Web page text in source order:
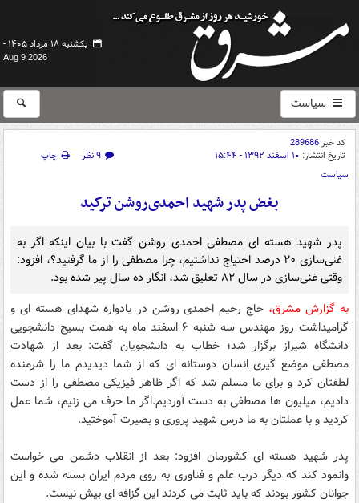
یکشنبه ۱۸ مرداد ۱۴۰۵ -
Aug 9 2026
سیاست
کد خبر289686
تاریخ انتشار: ۱۰ اسفند ۱۳۹۲ - ۱۵:۴۴ ۹ نظر
چاپ
سیاست
بغض پدر شهید احمدی‌روشن ترکید
پدر شهید هسته ای مصطفی احمدی روشن گفت با بیان اینکه اگر به
غنی‌سازی ۲۰ درصد احتیاج نداشتیم، چرا مصطفی را از ما گرفتید؟، افزود:
وقتی غنی‌سازی در سال ۸۲ تعلیق شد، انگار ده سال پیر شده بود.
به گزارش مشرق، حاج رحیم احمدی روشن در یادواره شهدای هسته ای و
گرامیداشت روز مهندس سه شنبه ۶ اسفند ماه به همت بسیج دانشجویی
دانشگاه شیراز برگزار شد؛ خطاب به دانشجویان گفت: بعد از شهادت
مصطفی موضع گیری انسان دوستانه ای که از شما دیدیدم ما را شرمنده
لطفتان کرد و برای ما مسلم شد که اگر ظاهر فیزیکی مصطفی را از دست
دادیم، میلیون ها مصطفی به دست آوردیم.اگر ما حرف می زنیم، شما عمل
کردید و با عملتان به ما درس شهید پروری و بصیرت آموختید.
پدر شهید هسته ای کشورمان افزود: بعد از انقلاب دشمن می خواست
وانمود کند که دیگر درب علم و فناوری به روی مردم ایران بسته شده و این
جوانان کشور بودند که باید ثابت می کردند این گزافه ای بیش نیست.